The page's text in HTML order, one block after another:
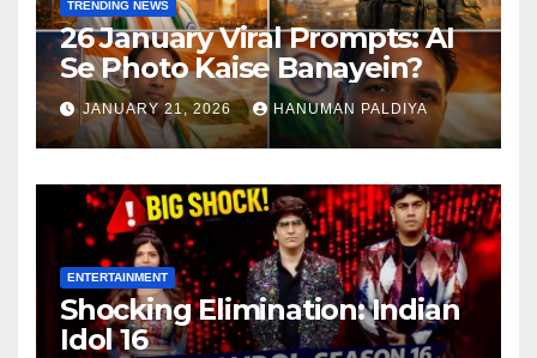
TRENDING NEWS
26 January Viral Prompts: AI
Se Photo Kaise Banayein?
JANUARY 21, 2026 HANUMAN PALDIYA
ENTERTAINMENT
Shocking Elimination: Indian
Idol 16